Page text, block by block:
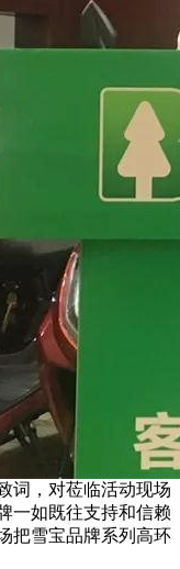
词，对莅临活动现场
一如既往支持和信赖
把雪宝品牌系列高环